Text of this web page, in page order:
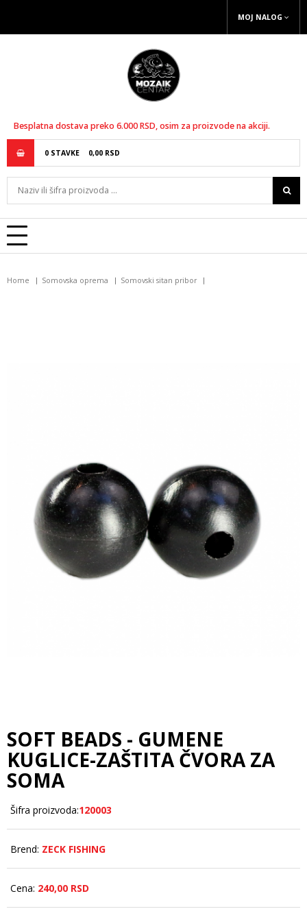
MOJ NALOG
Besplatna dostava preko 6.000 RSD, osim za proizvode na akciji.
0 STAVKE 0,00 RSD
Home Somovska oprema Somovski sitan pribor
SOFT BEADS - GUMENE
KUGLICE-ZAŠTITA ČVORA ZA
SOMA
Šifra proizvoda:120003
Brend: ZECK FISHING
Cena: 240,00 RSD